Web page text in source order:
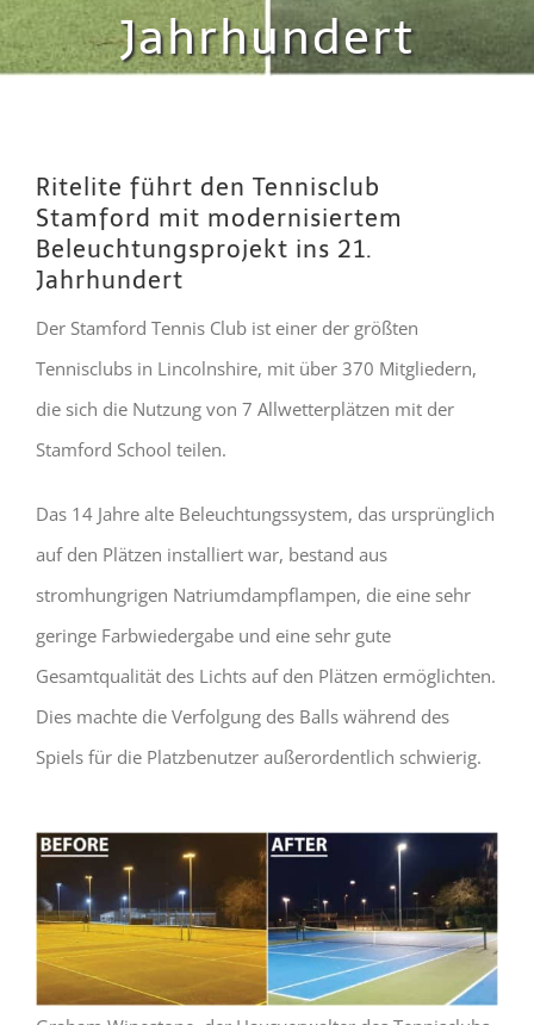
Jahrhundert
Ritelite führt den Tennisclub
Stamford mit modernisiertem
Beleuchtungsprojekt ins 21.
Jahrhundert
Der Stamford Tennis Club ist einer der größten
Tennisclubs in Lincolnshire, mit über 370 Mitgliedern,
die sich die Nutzung von 7 Allwetterplätzen mit der
Stamford School teilen.
Das 14 Jahre alte Beleuchtungssystem, das ursprünglich
auf den Plätzen installiert war, bestand aus
stromhungrigen Natriumdampflampen, die eine sehr
geringe Farbwiedergabe und eine sehr gute
Gesamtqualität des Lichts auf den Plätzen ermöglichten.
Dies machte die Verfolgung des Balls während des
Spiels für die Platzbenutzer außerordentlich schwierig.